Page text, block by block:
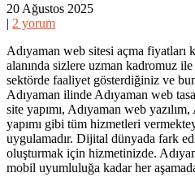
20 Ağustos 2025
| 2 yorum
Adıyaman web sitesi açma
alanında sizlere uzman kadromuz
sektörde faaliyet gösterdiğiniz ve
Adıyaman ilinde Adıyaman web
site yapımı, Adıyaman web
yapımı gibi tüm hizmetleri
uygulamadır. Dijital dünyada fark
oluşturmak için hizmetinizde.
mobil uyumluluğa kadar her